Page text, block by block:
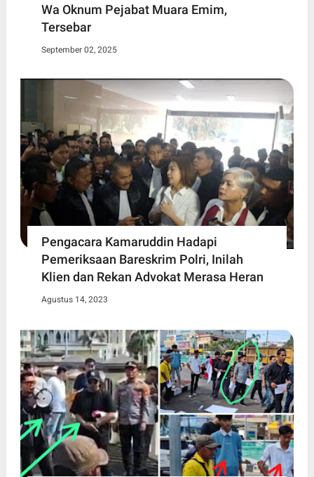
Wa Oknum Pejabat Muara Emim,
Tersebar
September 02, 2025
Pengacara Kamaruddin Hadapi
Pemeriksaan Bareskrim Polri, Inilah
Klien dan Rekan Advokat Merasa Heran
Agustus 14, 2023